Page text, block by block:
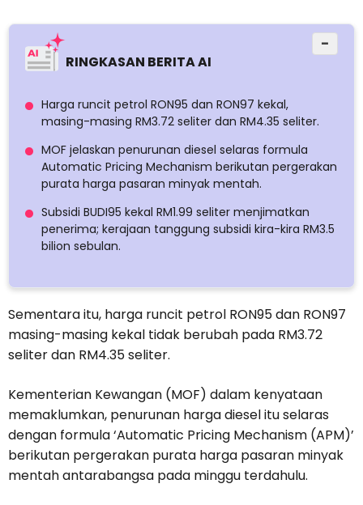
RINGKASAN BERITA AI
−
Harga runcit petrol RON95 dan RON97 kekal,
masing-masing RM3.72 seliter dan RM4.35 seliter.
MOF jelaskan penurunan diesel selaras formula
Automatic Pricing Mechanism berikutan pergerakan
purata harga pasaran minyak mentah.
Subsidi BUDI95 kekal RM1.99 seliter menjimatkan
penerima; kerajaan tanggung subsidi kira-kira RM3.5
bilion sebulan.
Sementara itu, harga runcit petrol RON95 dan RON97
masing-masing kekal tidak berubah pada RM3.72
seliter dan RM4.35 seliter.
Kementerian Kewangan (MOF) dalam kenyataan
memaklumkan, penurunan harga diesel itu selaras
dengan formula ‘Automatic Pricing Mechanism (APM)’
berikutan pergerakan purata harga pasaran minyak
mentah antarabangsa pada minggu terdahulu.